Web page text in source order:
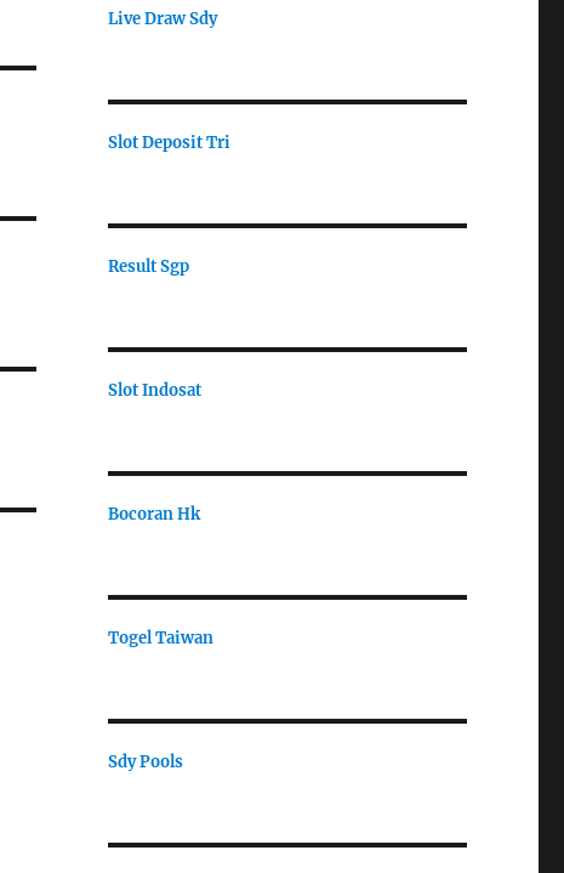
Live Draw Sdy
Slot Deposit Tri
Result Sgp
Slot Indosat
Bocoran Hk
Togel Taiwan
Sdy Pools